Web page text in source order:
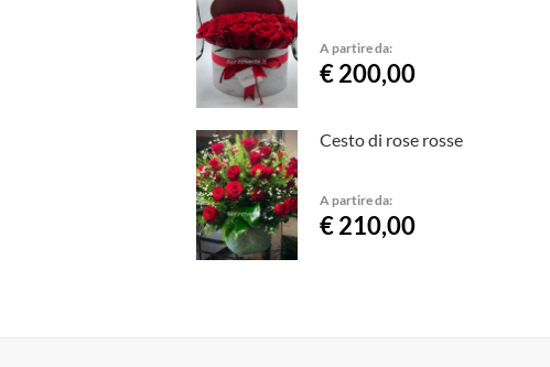
A partire da:
€ 200,00
Cesto di rose rosse
A partire da:
€ 210,00